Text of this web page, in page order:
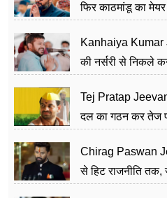
फिर काठमांडू का
Kanhaiya Kumar
की नर्सरी से निकले
Tej Pratap
दल का गठन कर तेज
Chirag Paswan
से हिट राजनीति तक,